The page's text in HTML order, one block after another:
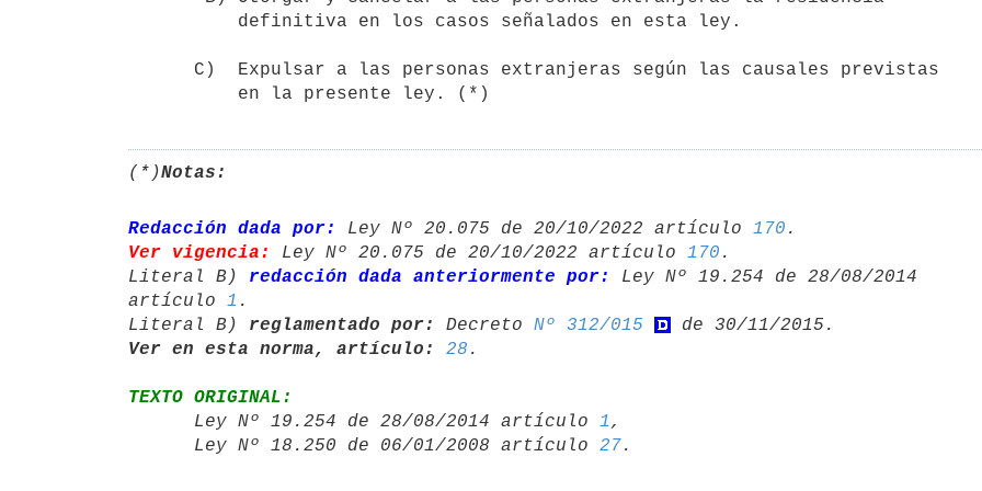
          en la presente ley. (*)
(*)Notas:
Redacción dada por: Ley Nº 20.075 de 20/10/2022 artículo 170
Ver vigencia:
Ley Nº 20.075 de 20/10/2022 artículo 170 .
Literal B) redacción dada anteriormente por:
Ley Nº 19.254 de 28/08/2014
artículo 1 .
Literal B) reglamentado por: Decreto Nº 312/015
Ver en esta norma, artículo:
28
TEXTO ORIGINAL:
Ley Nº 19.254 de 28/08/2014 artículo 1 ,
      Ley Nº 18.250 de 06/01/2008 artículo
27